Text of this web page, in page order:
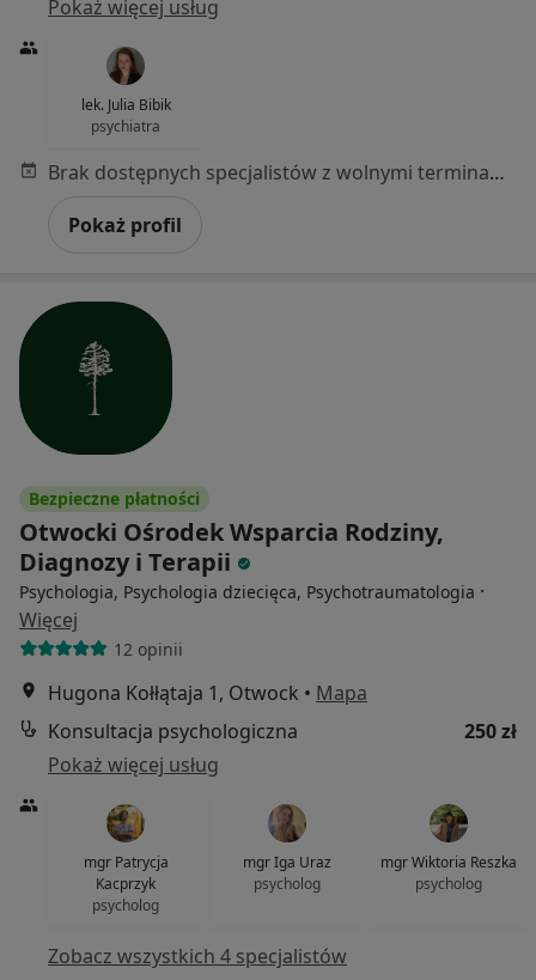
Pokaż więcej usług
lek. Julia Bibik
psychiatra
Brak dostępnych specjalistów z wolnymi terminami w tym centrum medycznym.
Pokaż profil
Bezpieczne płatności
Otwocki Ośrodek Wsparcia Rodziny,
Diagnozy i Terapii
Psychologia, Psychologia dziecięca, Psychotraumatologia ·
Więcej
12 opinii
Hugona Kołłątaja 1, Otwock • Mapa
Konsultacja psychologiczna
250 zł
Pokaż więcej usług
mgr Patrycja
Kacprzyk
psycholog
mgr Iga Uraz
psycholog
mgr Wiktoria Reszka
psycholog
Zobacz wszystkich 4 specjalistów